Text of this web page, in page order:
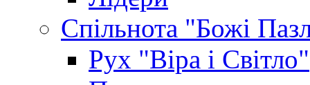
Спільнота "Божі
Рух "Віра і Світло"